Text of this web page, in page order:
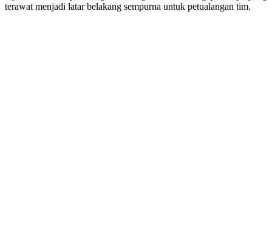
terawat menjadi latar belakang sempurna untuk petualangan tim.